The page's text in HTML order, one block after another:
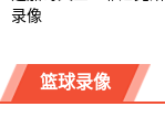
录像
篮球录像